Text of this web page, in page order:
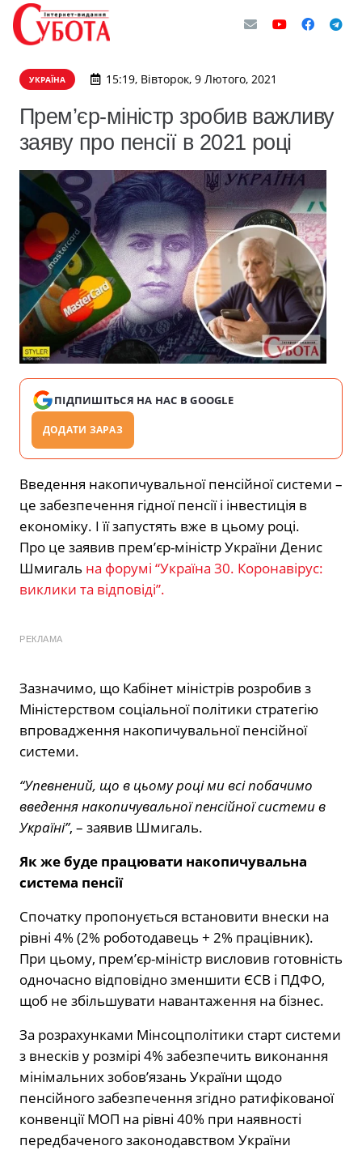
УКРАЇНА 15:19, Вівторок, 9 Лютого, 2021
Прем’єр-міністр зробив важливу
заяву про пенсії в 2021 році
ПІДПИШІТЬСЯ НА НАС В GOOGLE
ДОДАТИ ЗАРАЗ
Введення накопичувальної пенсійної системи –
це забезпечення гідної пенсії і інвестиція в
економіку. І її запустять вже в цьому році.
Про це заявив прем’єр-міністр України Денис
Шмигаль на форумі “Україна 30. Коронавірус:
виклики та відповіді”.
РЕКЛАМА
Зазначимо, що Кабінет міністрів розробив з
Міністерством соціальної політики стратегію
впровадження накопичувальної пенсійної
системи.
“Упевнений, що в цьому році ми всі побачимо
введення накопичувальної пенсійної системи в
Україні”, – заявив Шмигаль.
Як же буде працювати накопичувальна
система пенсії
Спочатку пропонується встановити внески на
рівні 4% (2% роботодавець + 2% працівник).
При цьому, прем’єр-міністр висловив готовність
одночасно відповідно зменшити ЄСВ і ПДФО,
щоб не збільшувати навантаження на бізнес.
За розрахунками Мінсоцполітики старт системи
з внесків у розмірі 4% забезпечить виконання
мінімальних зобов’язань України щодо
пенсійного забезпечення згідно ратифікованої
конвенції МОП на рівні 40% при наявності
передбаченого законодавством України